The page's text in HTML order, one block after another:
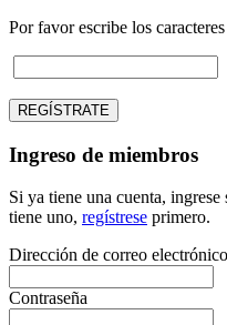
Por favor escribe los
REGÍSTRATE
Ingreso de miembros
Si ya tiene una cuenta,
tiene uno, regístrese primero.
Dirección de correo electrónico
Contraseña